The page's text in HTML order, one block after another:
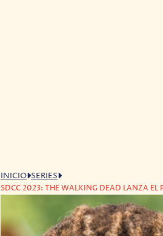
INICIO SERIES
SDCC 2023: THE WALKING DEAD LANZA